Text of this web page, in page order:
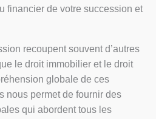
financier de votre succession et
recoupent souvent d’autres
le droit immobilier et le droit
globale de ces
nous permet de fournir des
qui abordent tous les